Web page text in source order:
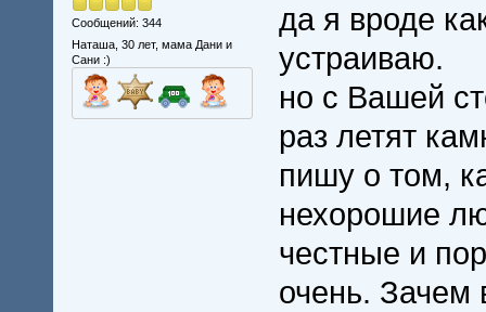
Сообщений: 344
Наташа, 30 лет, мама Дани и
Сани :)
да я вроде
устраиваю.
но с Вашей
раз летят
пишу о том,
нехорошие
честные и
очень. Зачем